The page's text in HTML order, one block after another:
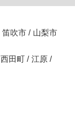
笛吹市 / 山梨市
西田町 / 江原 /